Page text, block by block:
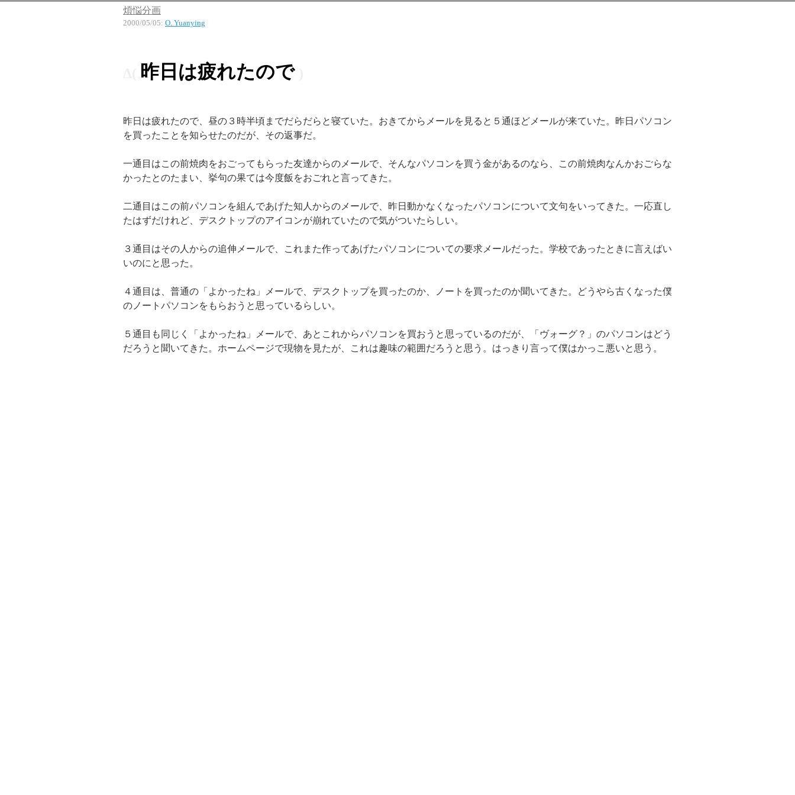
煩悩分画
2000/05/05: O. Yuanying
昨日は疲れたので
昨日は疲れたので、昼の３時半頃までだらだらと寝ていた。おきてからメールを見ると５通ほどメールが来ていた。昨日パソコン
を買ったことを知らせたのだが、その返事だ。
一通目はこの前焼肉をおごってもらった友達からのメールで、そんなパソコンを買う金があるのなら、この前焼肉なんかおごらな
かったとのたまい、挙句の果ては今度飯をおごれと言ってきた。
二通目はこの前パソコンを組んであげた知人からのメールで、昨日動かなくなったパソコンについて文句をいってきた。一応直し
たはずだけれど、デスクトップのアイコンが崩れていたので気がついたらしい。
３通目はその人からの追伸メールで、これまた作ってあげたパソコンについての要求メールだった。学校であったときに言えばい
いのにと思った。
４通目は、普通の「よかったね」メールで、デスクトップを買ったのか、ノートを買ったのか聞いてきた。どうやら古くなった僕
のノートパソコンをもらおうと思っているらしい。
５通目も同じく「よかったね」メールで、あとこれからパソコンを買おうと思っているのだが、「ヴォーグ？」のパソコンはどう
だろうと聞いてきた。ホームページで現物を見たが、これは趣味の範囲だろうと思う。はっきり言って僕はかっこ悪いと思う。